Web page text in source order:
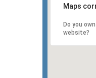
Maps
Do you
website?